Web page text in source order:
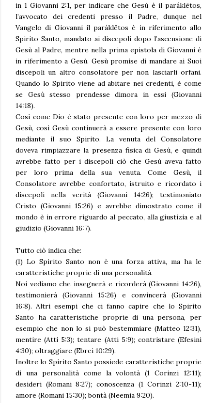
in 1 Giovanni 2:1, per indicare che Gesù è il paráklētos,
l’avvocato dei credenti presso il Padre, dunque nel
Vangelo di Giovanni il paráklētos è in riferimento allo
Spirito Santo, mandato ai discepoli dopo l’ascensione di
Gesù al Padre, mentre nella prima epistola di Giovanni è
in riferimento a Gesù. Gesù promise di mandare ai Suoi
discepoli un altro consolatore per non lasciarli orfani.
Quando lo Spirito viene ad abitare nei credenti, è come
se Gesù stesso prendesse dimora in essi (Giovanni
14:18).
Così come Dio è stato presente con loro per mezzo di
Gesù, così Gesù continuerà a essere presente con loro
mediante il suo Spirito. La venuta del Consolatore
doveva rimpiazzare la presenza fisica di Gesù, e quindi
avrebbe fatto per i discepoli ciò che Gesù aveva fatto
per loro prima della sua venuta. Come Gesù, il
Consolatore avrebbe confortato, istruito e ricordato i
discepoli nella verità (Giovanni 14:26); testimoniato
Cristo (Giovanni 15:26) e avrebbe dimostrato come il
mondo è in errore riguardo al peccato, alla giustizia e al
giudizio (Giovanni 16:7).
Tutto ciò indica che:
(1) Lo Spirito Santo non è una forza attiva, ma ha le
caratteristiche proprie di una personalità.
Noi vediamo che insegnerà e ricorderà (Giovanni 14:26),
testimonierà (Giovanni 15:26) e convincerà (Giovanni
16:8). Altri esempi che ci fanno capire che lo Spirito
Santo ha caratteristiche proprie di una persona, per
esempio che non lo si può bestemmiare (Matteo 12:31),
mentire (Atti 5:3); tentare (Atti 5:9); contristare (Efesini
4:30); oltraggiare (Ebrei 10:29).
Inoltre lo Spirito Santo possiede caratteristiche proprie
di una personalità come la volontà (1 Corinzi 12:11);
desideri (Romani 8:27); conoscenza (1 Corinzi 2:10-11);
amore (Romani 15:30); bontà (Neemia 9:20).